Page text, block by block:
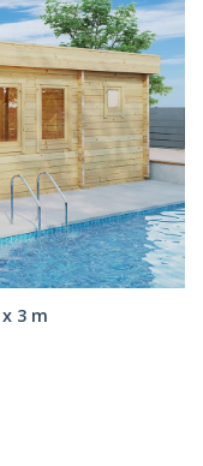
3 m